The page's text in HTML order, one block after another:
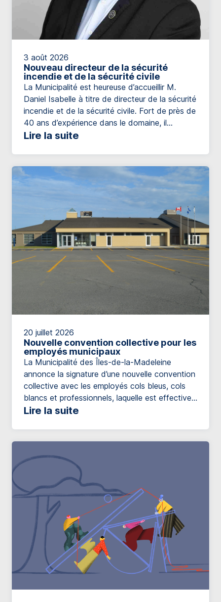
3 août 2026
Nouveau directeur de la sécurité
incendie et de la sécurité civile
La Municipalité est heureuse d’accueillir M.
Daniel Isabelle à titre de directeur de la sécurité
incendie et de la sécurité civile. Fort de près de
40 ans d’expérience dans le domaine, il
possède un parcours impressionnant qui
des services de protection incendie. […]
Lire la suite
20 juillet 2026
Nouvelle convention collective pour les
employés municipaux
La Municipalité des Îles-de-la-Madeleine
annonce la signature d’une nouvelle convention
collective avec les employés cols bleus, cols
blancs et professionnels, laquelle est effective
pour une durée de 5 ans, soit jusqu’au 1er
de 2% des […]
Lire la suite